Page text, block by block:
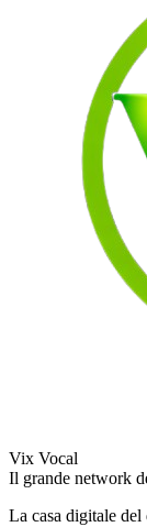
Vix Vocal
Il grande network
La casa digitale